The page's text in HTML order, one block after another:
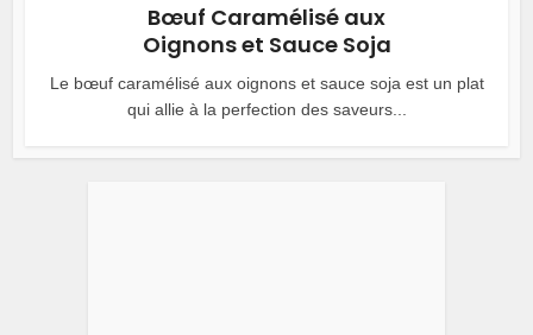
Bœuf Caramélisé aux
Oignons et Sauce Soja
Le bœuf caramélisé aux oignons et sauce soja est un plat
qui allie à la perfection des saveurs...